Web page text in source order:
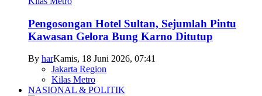
Pengosongan Hotel Sultan, Sejumlah Pintu
Kawasan Gelora Bung Karno Ditutup
By harKamis, 18 Juni 2026, 07:41
Jakarta Region
Kilas Metro
NASIONAL & POLITIK